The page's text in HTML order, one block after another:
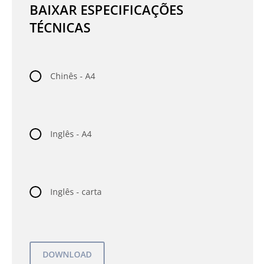
BAIXAR ESPECIFICAÇÕES
TÉCNICAS
Chinês - A4
Inglês - A4
Inglês - carta